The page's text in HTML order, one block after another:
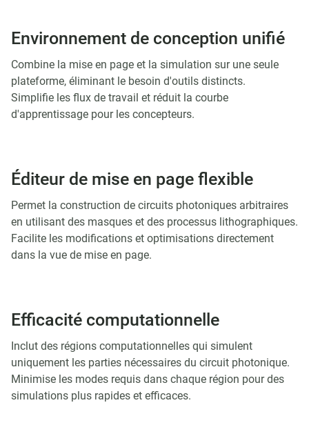
Environnement de conception unifié
Combine la mise en page et la simulation sur une seule
plateforme, éliminant le besoin d'outils distincts.
Simplifie les flux de travail et réduit la courbe
d'apprentissage pour les concepteurs.
Éditeur de mise en page flexible
Permet la construction de circuits photoniques arbitraires
en utilisant des masques et des processus lithographiques.
Facilite les modifications et optimisations directement
dans la vue de mise en page.
Efficacité computationnelle
Inclut des régions computationnelles qui simulent
uniquement les parties nécessaires du circuit photonique.
Minimise les modes requis dans chaque région pour des
simulations plus rapides et efficaces.